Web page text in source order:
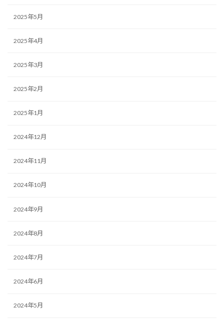
2025年5月
2025年4月
2025年3月
2025年2月
2025年1月
2024年12月
2024年11月
2024年10月
2024年9月
2024年8月
2024年7月
2024年6月
2024年5月